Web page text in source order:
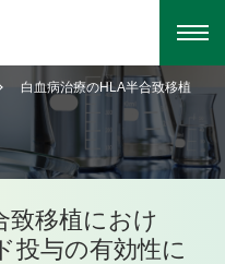
白血病治療のHLA半合致移植にお
致移植におけ
投与の有効性に